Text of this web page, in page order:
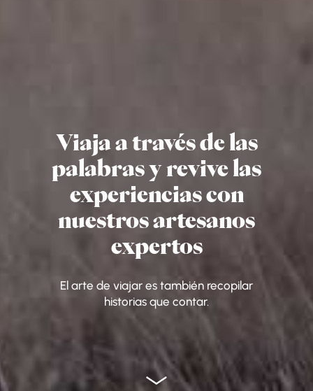
Viaja a través de las
palabras y revive las
experiencias con
nuestros artesanos
expertos
El arte de viajar es también recopilar
historias que contar.